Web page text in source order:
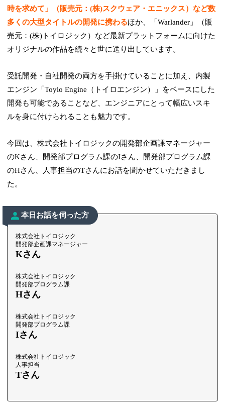
時を求めて」（販売元：(株)スクウェア・エニックス）など数
多くの大型タイトルの開発に携わるほか、「Warlander」（販
売元：(株)トイロジック）など最新プラットフォームに向けた
オリジナルの作品を続々と世に送り出しています。
受託開発・自社開発の両方を手掛けていることに加え、内製
エンジン「Toylo Engine（トイロエンジン）」をベースにした
開発も可能であることなど、エンジニアにとって幅広いスキ
ルを身に付けられることも魅力です。
今回は、株式会社トイロジックの開発部企画課マネージャー
のKさん、開発部プログラム課のIさん、開発部プログラム課
のHさん、人事担当のTさんにお話を聞かせていただきまし
た。
本日お話を伺った方
株式会社トイロジック
開発部企画課マネージャー
Kさん
株式会社トイロジック
開発部プログラム課
Hさん
株式会社トイロジック
開発部プログラム課
Iさん
株式会社トイロジック
人事担当
Tさん